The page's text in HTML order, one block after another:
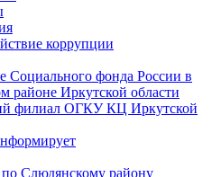
коррупции
Социального фонда России в
районе Иркутской области
филиал ОГКУ КЦ Иркутской
Слюдянскому району